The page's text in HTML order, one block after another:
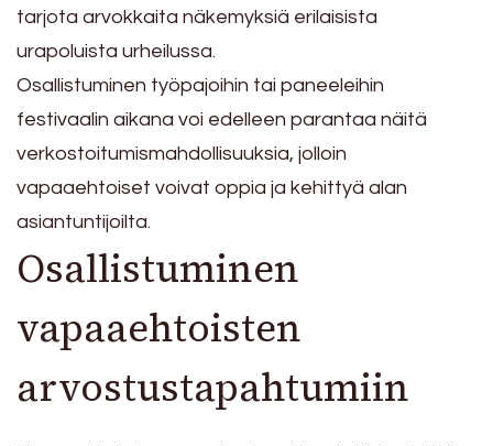
tarjota arvokkaita näkemyksiä erilaisista
urapoluista urheilussa.
Osallistuminen työpajoihin tai paneeleihin
festivaalin aikana voi edelleen parantaa näitä
verkostoitumismahdollisuuksia, jolloin
vapaaehtoiset voivat oppia ja kehittyä alan
asiantuntijoilta.
Osallistuminen
vapaaehtoisten
arvostustapahtumiin